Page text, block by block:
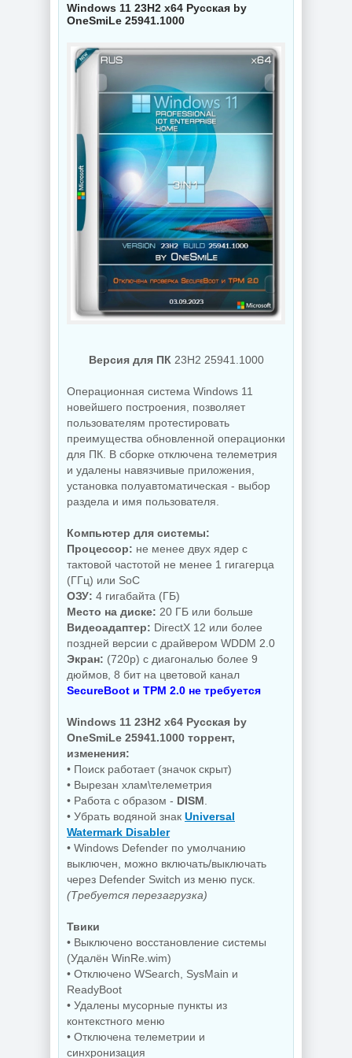
Видеоконвертер
UniConverter
17.4.5.648 RePack
by 7997
NEW
Интернет
мессенджер
Telegram Desktop
7.0.7 + Portable
NEW
Схемы курсоров
компьютерной
мышки (Cursors
concept scheme)
NEW
Создание
коллажей Shotcut
26.8.1 + Portable
NEW
PDF редактор
UPDF 2.5.7.0
Украшение фото
2026.5
20.5.0.19010
Бэкап системы
Hasleo Backup
Suite 5.9.2.1
NEW
Увеличение
изображений ON1
Resize AI 2026.5
20.5.0.19010
NEW
Редактор фото
ON1 Photo RAW
MAX 2026.5
20.5.0.19010 +
Creative Pack
Бесплатный
антивирус
Comodo Internet
Security Premium
12.4.0.8170 Final
Резервное
копирование
Hasleo Backup
Suite 5.9.2.1 by
NEW
изображений Krita
5.3.3 by 7997
NEW
NEW
Windows 11 23H2 x64 Русская by
OneSmiLe 25941.1000
Версия для ПК 23H2 25941.1000
Операционная система Windows 11
новейшего построения, позволяет
пользователям протестировать
преимущества обновленной операционки
для ПК. В сборке отключена телеметрия
и удалены навязчивые приложения,
установка полуавтоматическая - выбор
раздела и имя пользователя.
Компьютер для системы:
Процессор: не менее двух ядер с
тактовой частотой не менее 1 гигагерца
(ГГц) или SoC
ОЗУ: 4 гигабайта (ГБ)
Место на диске: 20 ГБ или больше
Видеоадаптер: DirectX 12 или более
поздней версии с драйвером WDDM 2.0
Экран: (720p) с диагональю более 9
дюймов, 8 бит на цветовой канал
SecureBoot и TPM 2.0 не требуется
Windows 11 23H2 x64 Русская by
OneSmiLe 25941.1000 торрент,
изменения:
• Поиск работает (значок скрыт)
• Вырезан хлам\телеметрия
• Работа с образом - DISM
• Убрать водяной знак Universal
Watermark Disabler
• Windows Defender по умолчанию
выключен, можно включать/выключать
через Defender Switch из меню пуск.
(Требуется перезагрузка)
Твики
• Выключено восстановление системы
(Удалён WinRe.wim)
• Отключено WSearch, SysMain и
ReadyBoot
• Удалены мусорные пункты из
контекстного меню
• Отключена телеметрии и
синхронизация